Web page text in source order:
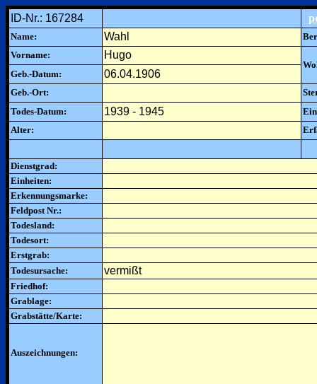
ID-Nr.: 167284
Name: Wahl
Vorname:
Hugo
Geb.-Datum:
06.04.1906
Geb.-Ort:
Todes-Datum:
1939 - 1945
Alter:
Dienstgrad:
Einheiten:
Erkennungsmarke:
Feldpost Nr.:
Todesland:
Todesort:
Erstgrab:
Todesursache:
vermißt
Friedhof:
Grablage:
Grabstätte/Karte:
Auszeichnungen: